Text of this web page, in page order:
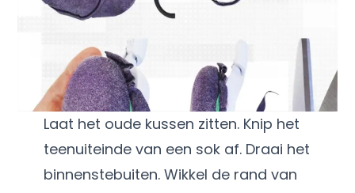
Laat het oude kussen zitten. Knip het
teenuiteinde van een sok af. Draai het
binnenstebuiten. Wikkel de rand van